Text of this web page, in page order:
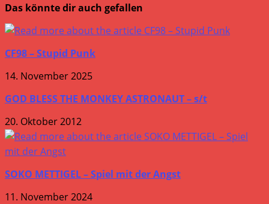
Das könnte dir auch gefallen
CF98 – Stupid Punk
14. November 2025
GOD BLESS THE MONKEY ASTRONAUT – s/t
20. Oktober 2012
SOKO METTIGEL – Spiel mit der Angst
11. November 2024